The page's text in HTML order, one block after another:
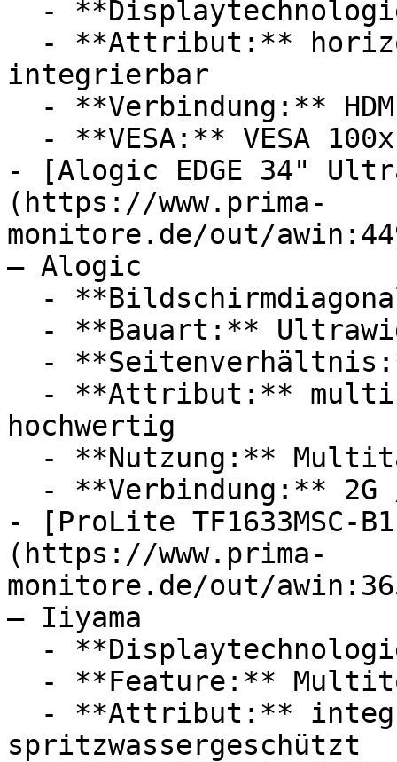
integrierbar
- [Alogic EDGE 34"
(https://www.prima-
monitore.de/out/
— Alogic
hochwertig
- [ProLite TF1633MSC-
(https://www.prima-
monitore.de/out/
— Iiyama
spritzwassergeschützt